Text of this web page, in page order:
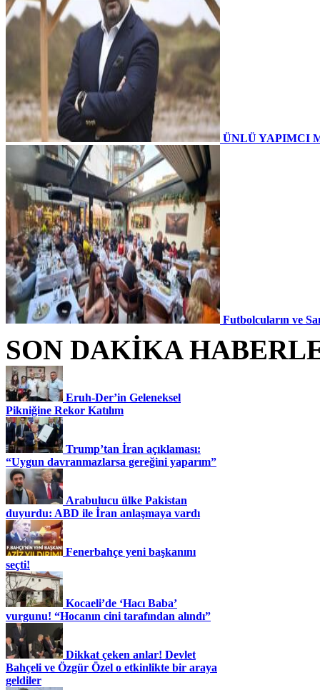
ÜNLÜ YAPIMCI
Futbolcuların ve
SON DAKİKA
Eruh-Der’in Geleneksel
Pikniğine Rekor Katılım
Trump’tan İran açıklaması:
“Uygun davranmazlarsa gereğini yaparım”
Arabulucu ülke Pakistan
duyurdu: ABD ile İran anlaşmaya vardı
Fenerbahçe yeni başkanını
seçti!
Kocaeli’de ‘Hacı Baba’
vurgunu! “Hocanın cini tarafından alındı”
Dikkat çeken anlar! Devlet
Bahçeli ve Özgür Özel o etkinlikte bir araya
geldiler